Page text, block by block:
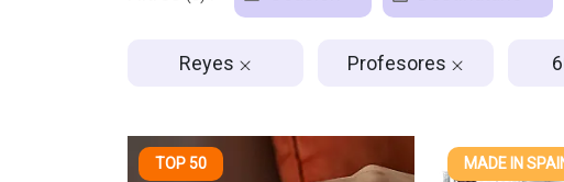
Reyes Profesores
TOP 50 MADE IN